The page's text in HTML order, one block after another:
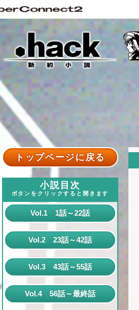
トップページに戻る
小説目次
ボタンをクリックすると開きます
Vol.1 1話～22話
第1話
第3話
第4話
Vol.2 23話～42話
第23話
第25話
Vol.3 43話～55話
第43話
Vol.4 56話～最終話